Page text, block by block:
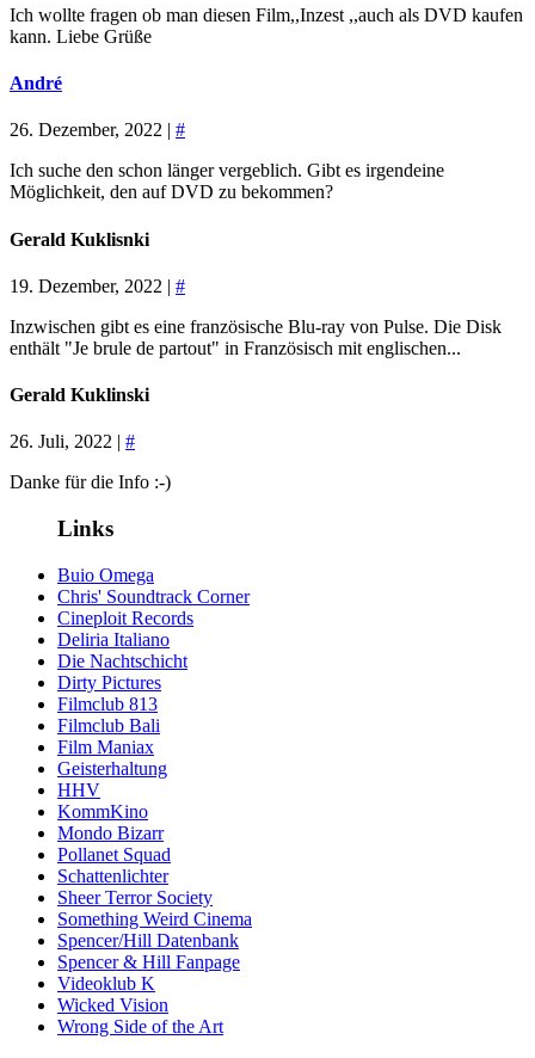
Ich wollte fragen ob man diesen Film,,Inzest ,,auch als DVD kaufen
kann. Liebe Grüße
André
26. Dezember, 2022 | #
Ich suche den schon länger vergeblich. Gibt es irgendeine
Möglichkeit, den auf DVD zu bekommen?
Gerald Kuklisnki
19. Dezember, 2022 | #
Inzwischen gibt es eine französische Blu-ray von Pulse. Die Disk
enthält "Je brule de partout" in Französisch mit englischen...
Gerald Kuklinski
26. Juli, 2022 | #
Danke für die Info :-)
Links
Buio Omega
Chris' Soundtrack Corner
Cineploit Records
Deliria Italiano
Die Nachtschicht
Dirty Pictures
Filmclub 813
Filmclub Bali
Film Maniax
Geisterhaltung
HHV
KommKino
Mondo Bizarr
Pollanet Squad
Schattenlichter
Sheer Terror Society
Something Weird Cinema
Spencer/Hill Datenbank
Spencer & Hill Fanpage
Videoklub K
Wicked Vision
Wrong Side of the Art